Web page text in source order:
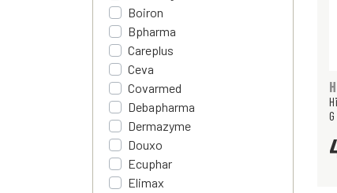
Boiron
Bpharma
Careplus
Ceva
Covarmed
Debapharma
Dermazyme
Douxo
Ecuphar
Elimax
G